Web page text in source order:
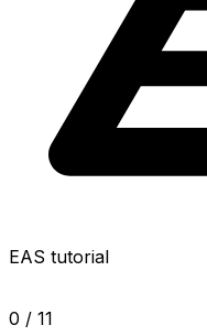
EAS tutorial
0 / 11